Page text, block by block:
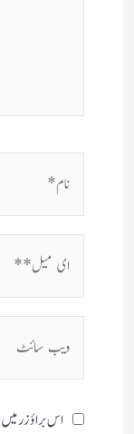
اس براؤزر میں